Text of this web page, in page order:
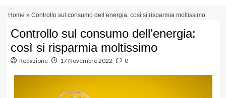
contenuto
Home » Controllo sul consumo dell’energia: così si risparmia moltissimo
Controllo sul consumo dell’energia:
così si risparmia moltissimo
Redazione 17 Novembre 2022 0